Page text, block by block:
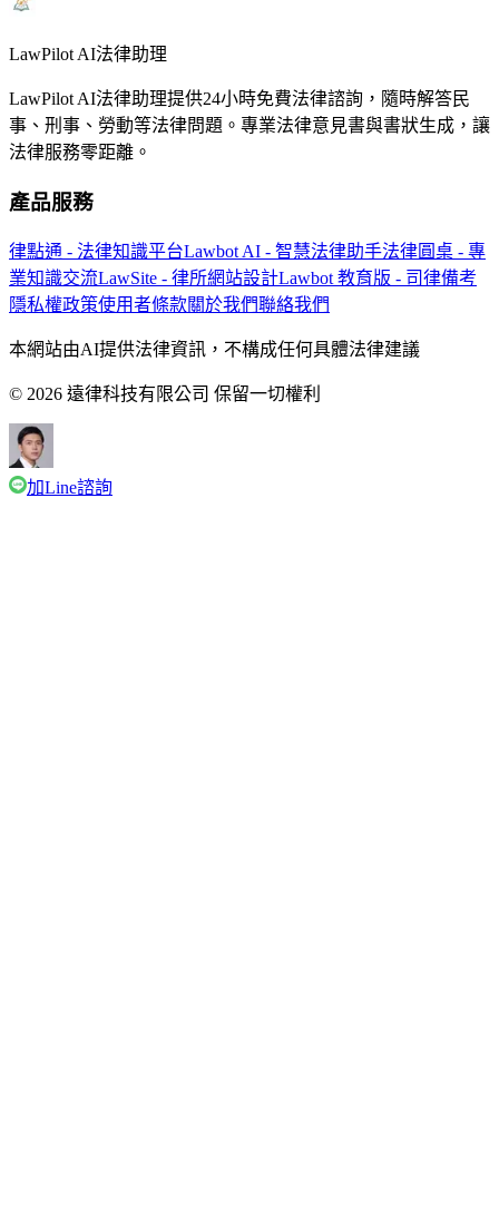
LawPilot AI法律助理
LawPilot AI法律助理提供24小時免費法律諮詢，隨時解答民
事、刑事、勞動等法律問題。專業法律意見書與書狀生成，讓
法律服務零距離。
產品服務
律點通 - 法律知識平台Lawbot AI - 智慧法律助手法律圓桌 - 專
業知識交流LawSite - 律所網站設計Lawbot 教育版 - 司律備考
隱私權政策使用者條款關於我們聯絡我們
本網站由AI提供法律資訊，不構成任何具體法律建議
© 2026 遠律科技有限公司 保留一切權利
加Line諮詢